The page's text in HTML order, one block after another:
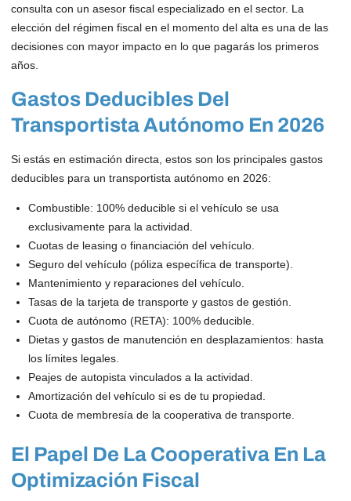
consulta con un asesor fiscal especializado en el sector. La
elección del régimen fiscal en el momento del alta es una de las
decisiones con mayor impacto en lo que pagarás los primeros
años.
Gastos Deducibles Del
Transportista Autónomo En 2026
Si estás en estimación directa, estos son los principales gastos
deducibles para un transportista autónomo en 2026:
Combustible: 100% deducible si el vehículo se usa
exclusivamente para la actividad.
Cuotas de leasing o financiación del vehículo.
Seguro del vehículo (póliza específica de transporte).
Mantenimiento y reparaciones del vehículo.
Tasas de la tarjeta de transporte y gastos de gestión.
Cuota de autónomo (RETA): 100% deducible.
Dietas y gastos de manutención en desplazamientos: hasta
los límites legales.
Peajes de autopista vinculados a la actividad.
Amortización del vehículo si es de tu propiedad.
Cuota de membresía de la cooperativa de transporte.
El Papel De La Cooperativa En La
Optimización Fiscal